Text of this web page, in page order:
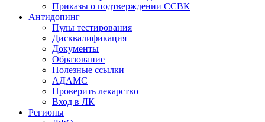
Приказы о подтверждении ССВК
Антидопинг
Пулы тестирования
Дисквалификация
Документы
Образование
Полезные ссылки
АДАМС
Проверить лекарство
Вход в ЛК
Регионы